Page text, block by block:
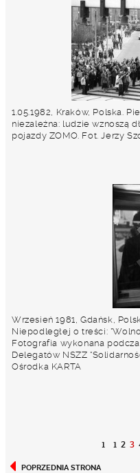
1.05.1982, Kraków, Polska.
niezależna: ludzie wznoszą
pojazdy ZOMO. Fot. Jerzy
Wrzesień 1981, Gdańsk,
Niepodległej o treści:
Fotografia wykonana
Delegatów NSZZ
Ośrodka KARTA
1
POPRZEDNIA STRONA
1 2 3